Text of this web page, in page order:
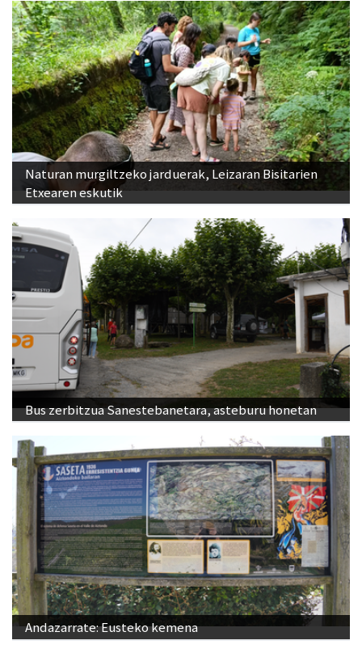
Naturan murgiltzeko jarduerak, Leizaran Bisitarien
Etxearen eskutik
Bus zerbitzua Sanestebanetara, asteburu honetan
Andazarrate: Eusteko kemena